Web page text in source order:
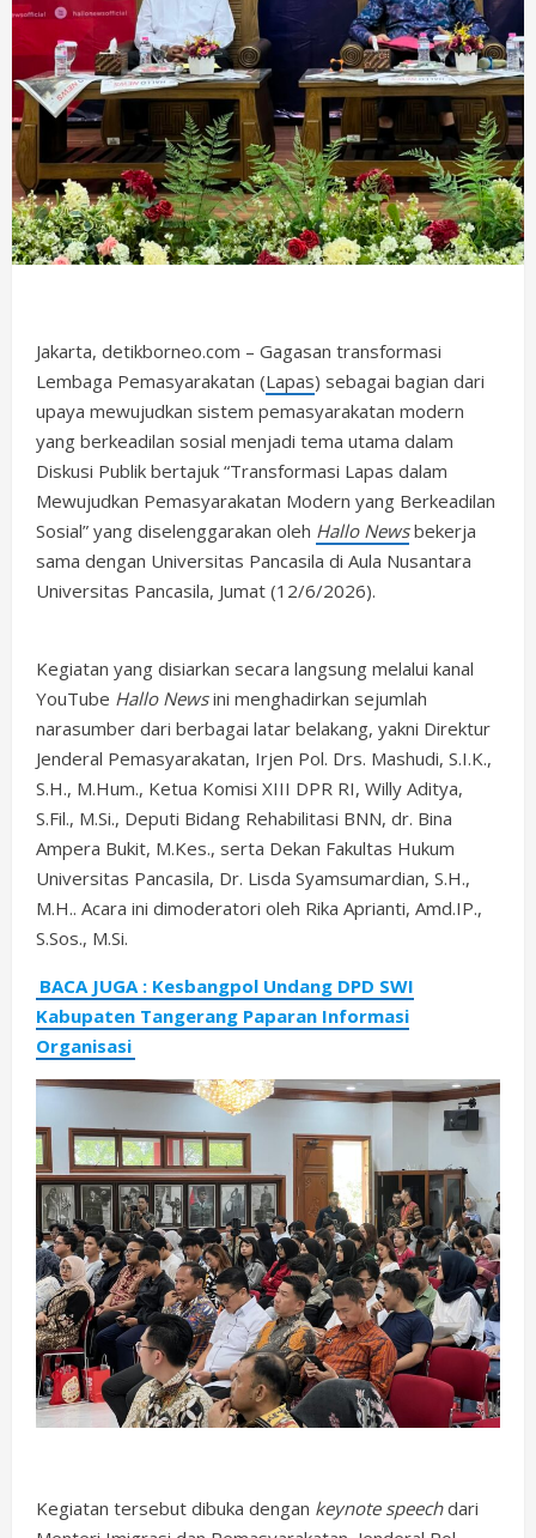
Jakarta, detikborneo.com – Gagasan transformasi
Lembaga Pemasyarakatan (Lapas) sebagai bagian dari
upaya mewujudkan sistem pemasyarakatan modern
yang berkeadilan sosial menjadi tema utama dalam
Diskusi Publik bertajuk “Transformasi Lapas dalam
Mewujudkan Pemasyarakatan Modern yang Berkeadilan
Sosial” yang diselenggarakan oleh Hallo Newsbekerja
sama dengan Universitas Pancasila di Aula Nusantara
Universitas Pancasila, Jumat (12/6/2026).
Kegiatan yang disiarkan secara langsung melalui kanal
YouTube Hallo Newsini menghadirkan sejumlah
narasumber dari berbagai latar belakang, yakni Direktur
Jenderal Pemasyarakatan, Irjen Pol. Drs. Mashudi, S.I.K.,
S.H., M.Hum., Ketua Komisi XIII DPR RI, Willy Aditya,
S.Fil., M.Si., Deputi Bidang Rehabilitasi BNN, dr. Bina
Ampera Bukit, M.Kes., serta Dekan Fakultas Hukum
Universitas Pancasila, Dr. Lisda Syamsumardian, S.H.,
M.H.. Acara ini dimoderatori oleh Rika Aprianti, Amd.IP.,
S.Sos., M.Si.
BACA JUGA : Kesbangpol Undang DPD SWI
Kabupaten Tangerang Paparan Informasi
Organisasi
Kegiatan tersebut dibuka dengan keynote speechdari